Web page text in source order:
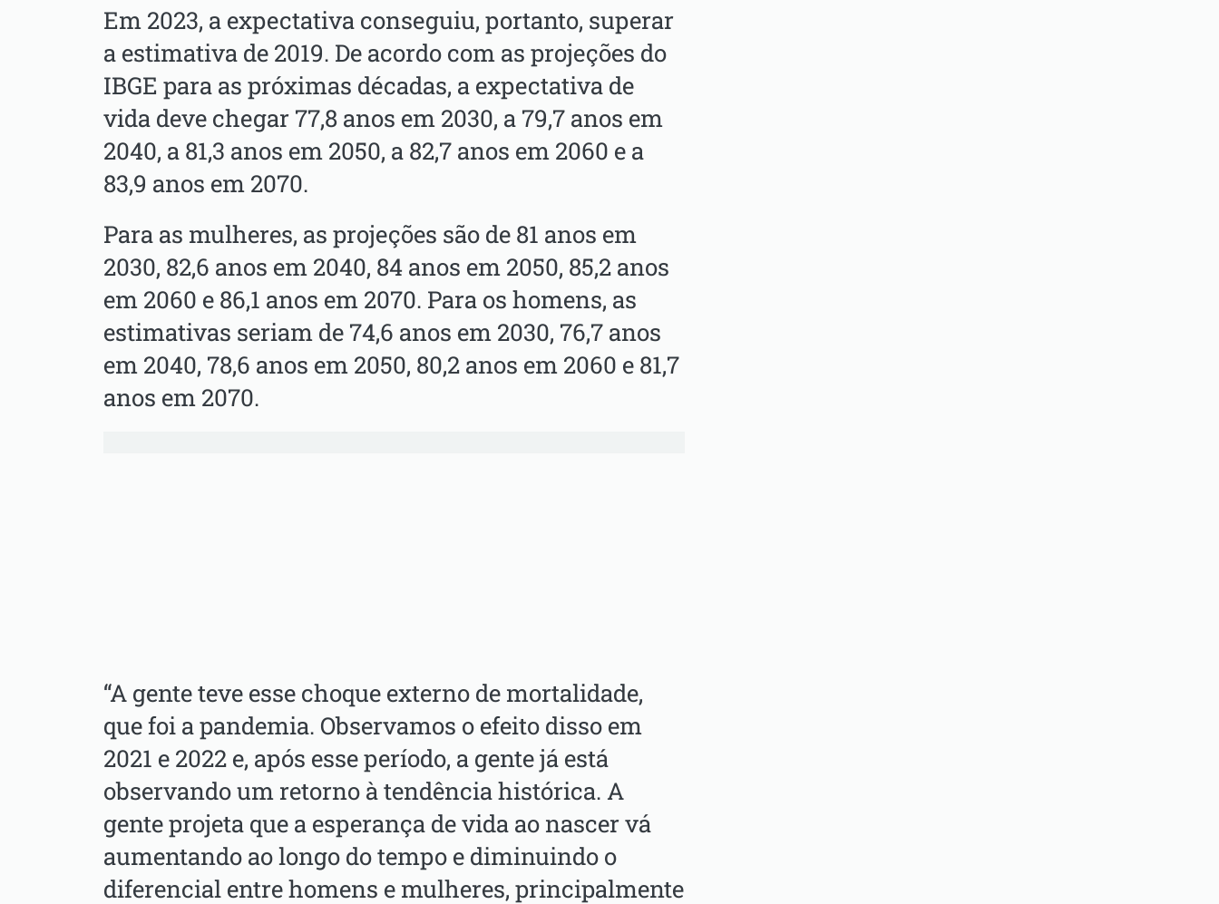
Em 2023, a expectativa conseguiu, portanto, superar
a estimativa de 2019. De acordo com as projeções do
IBGE para as próximas décadas, a expectativa de
vida deve chegar 77,8 anos em 2030, a 79,7 anos em
2040, a 81,3 anos em 2050, a 82,7 anos em 2060 e a
83,9 anos em 2070.
Para as mulheres, as projeções são de 81 anos em
2030, 82,6 anos em 2040, 84 anos em 2050, 85,2 anos
em 2060 e 86,1 anos em 2070. Para os homens, as
estimativas seriam de 74,6 anos em 2030, 76,7 anos
em 2040, 78,6 anos em 2050, 80,2 anos em 2060 e 81,7
anos em 2070.
“A gente teve esse choque externo de mortalidade,
que foi a pandemia. Observamos o efeito disso em
2021 e 2022 e, após esse período, a gente já está
observando um retorno à tendência histórica. A
gente projeta que a esperança de vida ao nascer vá
aumentando ao longo do tempo e diminuindo o
diferencial entre homens e mulheres, principalmente